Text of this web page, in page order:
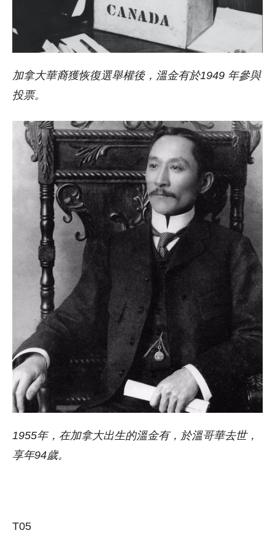
加拿大華裔獲恢復選舉權後，溫金有於1949 年參與
投票。
1955年，在加拿大出生的溫金有，於溫哥華去世，
享年94歲。
T05